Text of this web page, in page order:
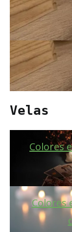
Velas
Colores
Colores